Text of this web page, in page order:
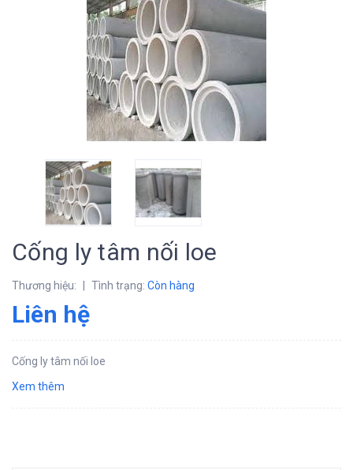
Cống ly tâm nối loe
Thương hiệu: Tình trạng: Còn hàng
Liên hệ
Cống ly tâm nối loe
Xem thêm